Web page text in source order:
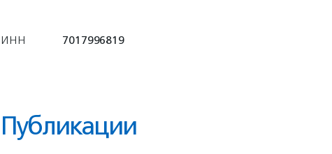
ИНН 7017996819
Публикации